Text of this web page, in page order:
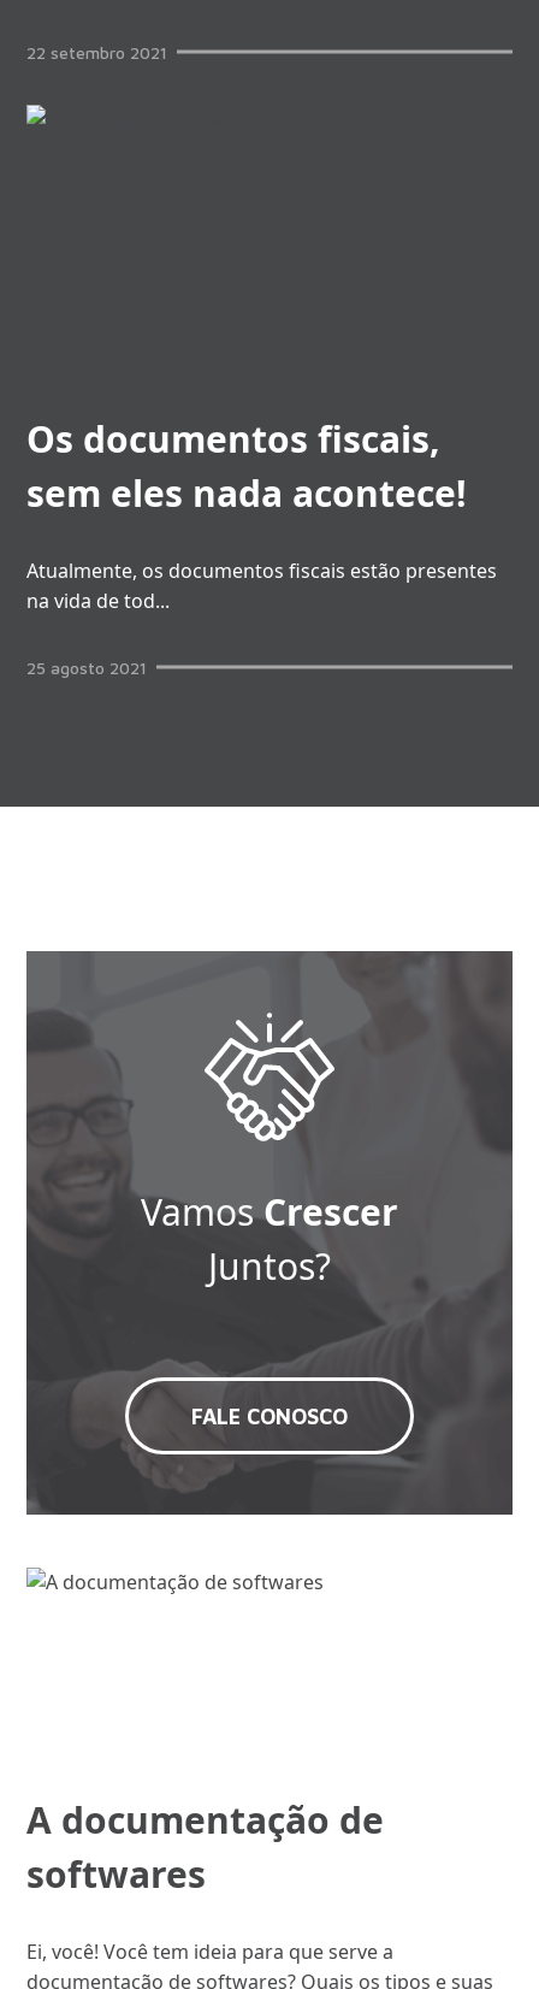
22 setembro 2021
Os documentos fiscais,
sem eles nada acontece!
Atualmente, os documentos fiscais estão presentes
na vida de tod...
25 agosto 2021
VamosCrescer
Juntos?
FALE CONOSCO
A documentação de
softwares
Ei, você! Você tem ideia para que serve a
documentação de softwares? Quais os tipos e suas